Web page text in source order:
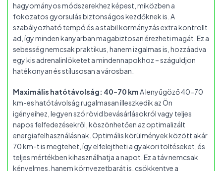
hagyományos módszerekhez képest, miközben a
fokozatos gyorsulás biztonságos kezdőknek is. A
szabályozható tempó és a stabil kormányzás extra kontrollt
ad, így minden kanyarban magabiztosan érezheti magát. Ez a
sebesség nemcsak praktikus, hanem izgalmas is, hozzáadva
egy kis adrenalinlöketet a mindennapokhoz – száguldjon
hatékonyan és stílusosan a városban.
Maximális hatótávolság: 40-70 kmA lenyűgöző 40-70
km-es hatótávolság rugalmasan illeszkedik az Ön
igényeihez, legyen szó rövid bevásárlásokról vagy teljes
napos felfedezésekről, köszönhetően az optimalizált
energiafelhasználásnak. Optimális körülmények között akár
70 km-t is megtehet, így elfelejtheti a gyakori töltéseket, és
teljes mértékben kihasználhatja a napot. Ez a táv nemcsak
kényelmes, hanem környezetbarát is, csökkentve a